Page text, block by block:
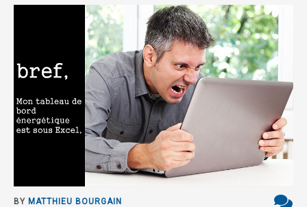
BY MATTHIEU BOURGAIN